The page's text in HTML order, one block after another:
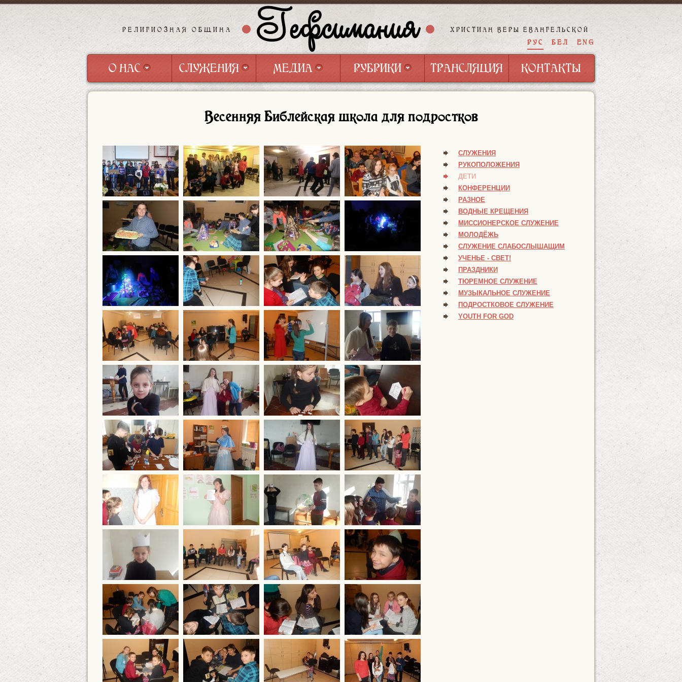
РЕЛИГИОЗНАЯ ОБЩИНА Гефсимания ХРИСТИАН ВЕРЫ ЕВАНГЕЛЬСКОЙ
РУС БЕЛ ENG
О НАС
СЛУЖЕНИЯ
СЛУЖЕНИЯ
МЕДИА
МЕДИА
РУБРИКИ
РУБРИКИ
ТРАНСЛЯЦИЯ
ТРАНСЛЯЦИЯ
КОНТАКТЫ
КОНТАКТЫ
Весенняя Библейская школа для подростков
СЛУЖЕНИЯ
РУКОПОЛОЖЕНИЯ
ДЕТИ
КОНФЕРЕНЦИИ
РАЗНОЕ
ВОДНЫЕ КРЕЩЕНИЯ
МИССИОНЕРСКОЕ СЛУЖЕНИЕ
МОЛОДЁЖЬ
СЛУЖЕНИЕ СЛАБОСЛЫШАЩИМ
УЧЕНЬЕ - СВЕТ!
ПРАЗДНИКИ
ТЮРЕМНОЕ СЛУЖЕНИЕ
МУЗЫКАЛЬНОЕ СЛУЖЕНИЕ
ПОДРОСТКОВОЕ СЛУЖЕНИЕ
YOUTH FOR GOD